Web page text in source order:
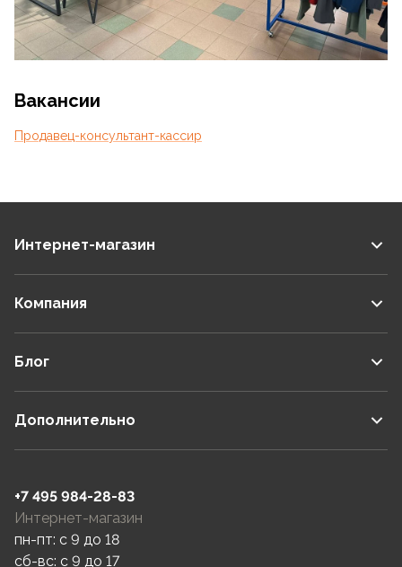
1/ 52
Вакансии
Продавец-консультант-кассир
Интернет-магазин
Компания
Блог
Дополнительно
+7 495 984-28-83
Интернет-магазин
пн-пт: c 9 до 18
сб-вс: c 9 до 17